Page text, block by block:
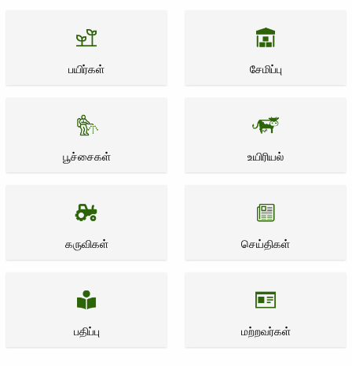
பயிர்கள் சேமிப்பு
பூச்சைகள் உயிரியல்
கருவிகள் செய்திகள்
பதிப்பு மற்றவர்கள்